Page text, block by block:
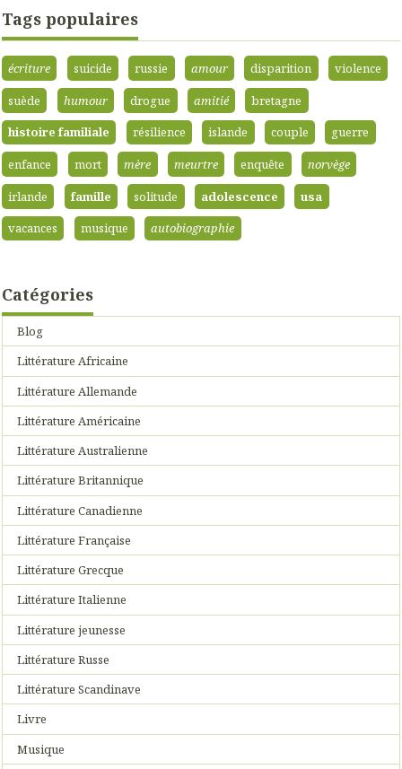
Tags populaires
écriture suicide russie amour disparition
violence
suède
humour drogue amitié
bretagne
histoire familiale
résilience islande couple
guerre
enfance
mort mère meurtre enquête
norvège
irlande
famille solitude adolescence
usa
vacances
musique autobiographie
Catégories
Blog
Littérature Africaine
Littérature Allemande
Littérature Américaine
Littérature Australienne
Littérature Britannique
Littérature Canadienne
Littérature Française
Littérature Grecque
Littérature Italienne
Littérature jeunesse
Littérature Russe
Littérature Scandinave
Livre
Musique